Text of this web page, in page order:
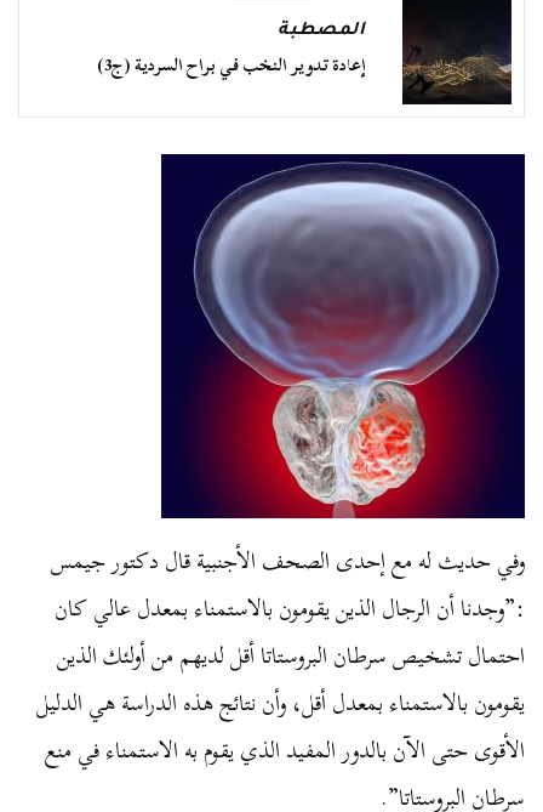
المصطبة
إعادة تدوير النخب في براح السردية (ج3)
وفي حديث له مع إحدى الصحف الأجنبية قال دكتور جيمس
:”وجدنا أن الرجال الذين يقومون بالاستمناء بمعدل عالي كان
احتمال تشخيص سرطان البروستاتا أقل لديهم من أولئك الذين
يقومون بالاستمناء بمعدل أقل، وأن نتائج هذه الدراسة هي الدليل
الأقوى حتى الآن بالدور المفيد الذي يقوم به الاستمناء في منع
سرطان البروستاتا”.